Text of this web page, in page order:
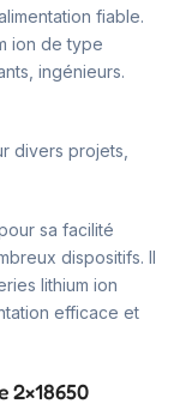
fiable.
ion de type
ingénieurs.
divers projets,
sa facilité
dispositifs. Il
lithium ion
efficace et
2×18650